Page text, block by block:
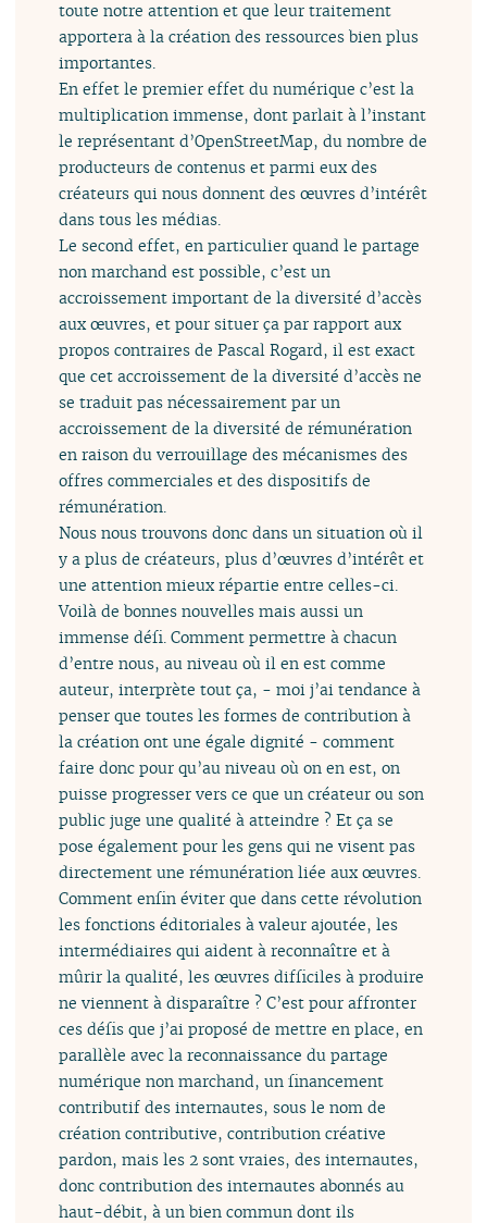
toute notre attention et que leur traitement
apportera à la création des ressources bien plus
importantes.
En effet le premier effet du numérique c’est la
multiplication immense, dont parlait à l’instant
le représentant d’OpenStreetMap, du nombre de
producteurs de contenus et parmi eux des
créateurs qui nous donnent des œuvres d’intérêt
dans tous les médias.
Le second effet, en particulier quand le partage
non marchand est possible, c’est un
accroissement important de la diversité d’accès
aux œuvres, et pour situer ça par rapport aux
propos contraires de Pascal Rogard, il est exact
que cet accroissement de la diversité d’accès ne
se traduit pas nécessairement par un
accroissement de la diversité de rémunération
en raison du verrouillage des mécanismes des
offres commerciales et des dispositifs de
rémunération.
Nous nous trouvons donc dans un situation où il
y a plus de créateurs, plus d’œuvres d’intérêt et
une attention mieux répartie entre celles-ci.
Voilà de bonnes nouvelles mais aussi un
immense défi. Comment permettre à chacun
d’entre nous, au niveau où il en est comme
auteur, interprète tout ça, - moi j’ai tendance à
penser que toutes les formes de contribution à
la création ont une égale dignité - comment
faire donc pour qu’au niveau où on en est, on
puisse progresser vers ce que un créateur ou son
public juge une qualité à atteindre ? Et ça se
pose également pour les gens qui ne visent pas
directement une rémunération liée aux œuvres.
Comment enfin éviter que dans cette révolution
les fonctions éditoriales à valeur ajoutée, les
intermédiaires qui aident à reconnaître et à
mûrir la qualité, les œuvres difficiles à produire
ne viennent à disparaître ? C’est pour affronter
ces défis que j’ai proposé de mettre en place, en
parallèle avec la reconnaissance du partage
numérique non marchand, un financement
contributif des internautes, sous le nom de
création contributive, contribution créative
pardon, mais les 2 sont vraies, des internautes,
donc contribution des internautes abonnés au
haut-débit, à un bien commun dont ils